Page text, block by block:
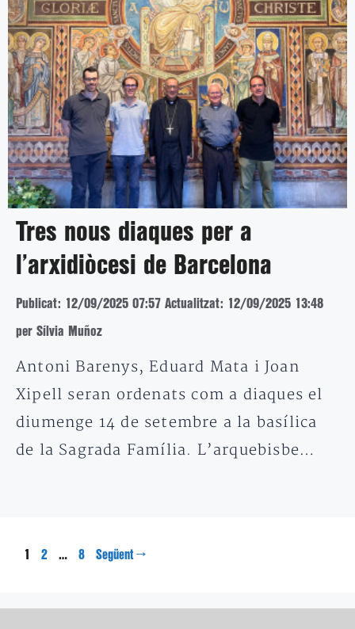
Tres nous diaques per a
l’arxidiòcesi de Barcelona
Publicat: 12/09/2025 07:57 Actualitzat: 12/09/2025 13:48
per Sílvia Muñoz
Antoni Barenys, Eduard Mata i Joan
Xipell seran ordenats com a diaques el
diumenge 14 de setembre a la basílica
de la Sagrada Família. L’arquebisbe…
Pàgina
1 Pàgina
2 … Pàgina
8 Següent →